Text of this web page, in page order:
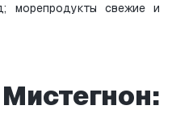
свежие и